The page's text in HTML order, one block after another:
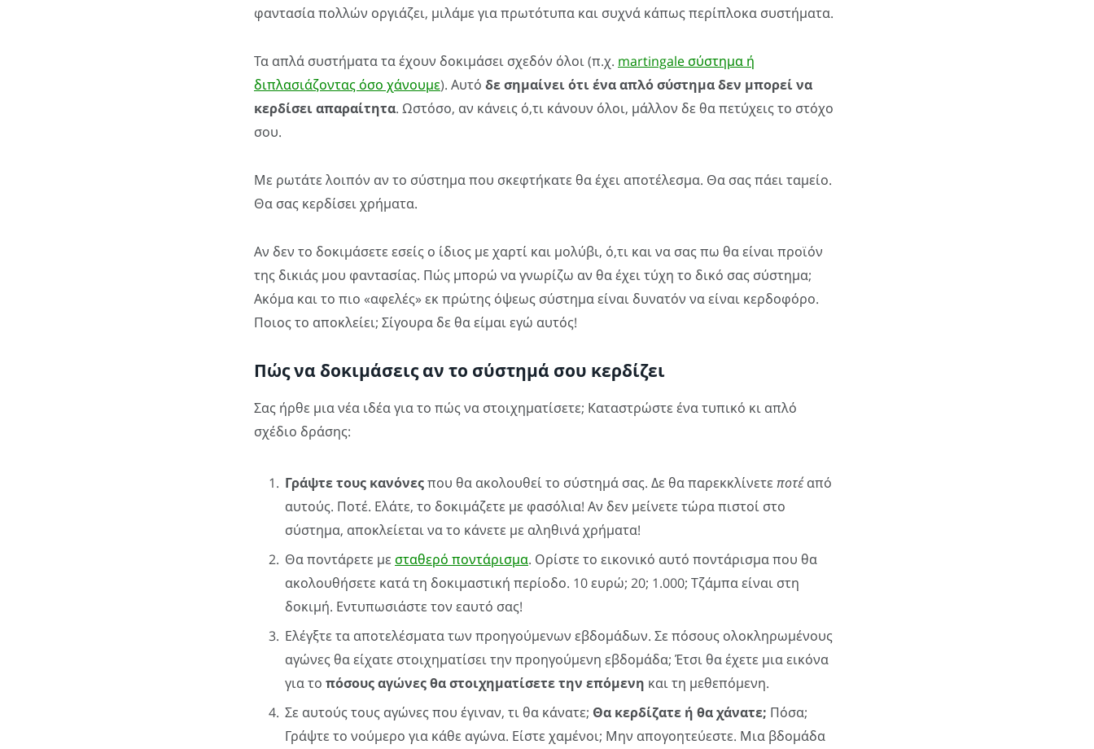
φαντασία πολλών οργιάζει, μιλάμε για πρωτότυπα και συχνά κάπως περίπλοκα συστήματα.
Τα απλά συστήματα τα έχουν δοκιμάσει σχεδόν όλοι (π.χ. martingale σύστημα ή
διπλασιάζοντας όσο χάνουμε). Αυτό δε σημαίνει ότι ένα απλό σύστημα δεν μπορεί να
κερδίσει απαραίτητα. Ωστόσο, αν κάνεις ό,τι κάνουν όλοι, μάλλον δε θα πετύχεις το στόχο
σου.
Με ρωτάτε λοιπόν αν το σύστημα που σκεφτήκατε θα έχει αποτέλεσμα. Θα σας πάει ταμείο.
Θα σας κερδίσει χρήματα.
Αν δεν το δοκιμάσετε εσείς ο ίδιος με χαρτί και μολύβι, ό,τι και να σας πω θα είναι προϊόν
της δικιάς μου φαντασίας. Πώς μπορώ να γνωρίζω αν θα έχει τύχη το δικό σας σύστημα;
Ακόμα και το πιο «αφελές» εκ πρώτης όψεως σύστημα είναι δυνατόν να είναι κερδοφόρο.
Ποιος το αποκλείει; Σίγουρα δε θα είμαι εγώ αυτός!
Πώς να δοκιμάσεις αν το σύστημά σου κερδίζει
Σας ήρθε μια νέα ιδέα για το πώς να στοιχηματίσετε; Καταστρώστε ένα τυπικό κι απλό
σχέδιο δράσης:
Γράψτε τους κανόνεςπου θα ακολουθεί το σύστημά σας. Δε θα παρεκκλίνετε ποτέαπό
αυτούς. Ποτέ. Ελάτε, το δοκιμάζετε με φασόλια! Αν δεν μείνετε τώρα πιστοί στο
σύστημα, αποκλείεται να το κάνετε με αληθινά χρήματα!
Θα ποντάρετε με σταθερό ποντάρισμα. Ορίστε το εικονικό αυτό ποντάρισμα που θα
ακολουθήσετε κατά τη δοκιμαστική περίοδο. 10 ευρώ; 20; 1.000; Τζάμπα είναι στη
δοκιμή. Εντυπωσιάστε τον εαυτό σας!
Ελέγξτε τα αποτελέσματα των προηγούμενων εβδομάδων. Σε πόσους ολοκληρωμένους
αγώνες θα είχατε στοιχηματίσει την προηγούμενη εβδομάδα; Έτσι θα έχετε μια εικόνα
για το πόσους αγώνες θα στοιχηματίσετε την επόμενη και τη μεθεπόμενη.
Σε αυτούς τους αγώνες που έγιναν, τι θα κάνατε; Θα κερδίζατε ή θα χάνατε; Πόσα;
Γράψτε το νούμερο για κάθε αγώνα. Είστε χαμένοι; Μην απογοητεύεστε. Μια βδομάδα